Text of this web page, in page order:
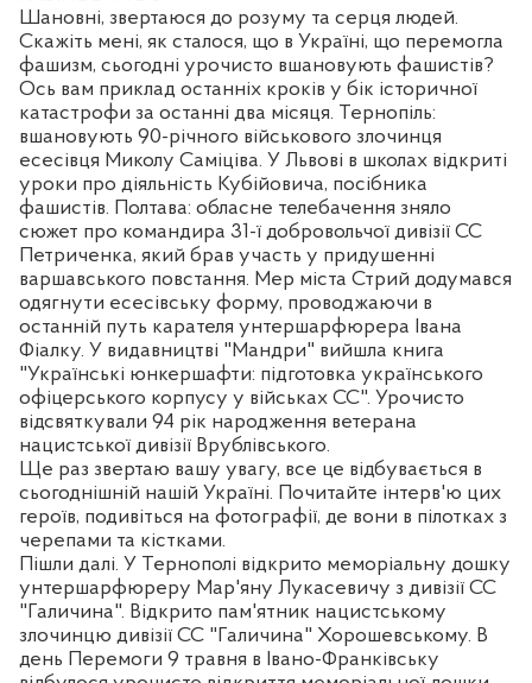
Шановні, звертаюся до розуму та серця людей.
Скажіть мені, як сталося, що в Україні, що перемогла
фашизм, сьогодні урочисто вшановують фашистів?
Ось вам приклад останніх кроків у бік історичної
катастрофи за останні два місяця. Тернопіль:
вшановують 90-річного військового злочинця
есесівця Миколу Саміціва. У Львові в школах відкриті
уроки про діяльність Кубійовича, посібника
фашистів. Полтава: обласне телебачення зняло
сюжет про командира 31-ї добровольчої дивізії СС
Петриченка, який брав участь у придушенні
варшавського повстання. Мер міста Стрий додумався
одягнути есесівську форму, проводжаючи в
останній путь карателя унтершарфюрера Івана
Фіалку. У видавництві "Мандри" вийшла книга
"Українські юнкершафти: підготовка українського
офіцерського корпусу у військах СС". Урочисто
відсвяткували 94 рік народження ветерана
нацистської дивізії Врублівського.
Ще раз звертаю вашу увагу, все це відбувається в
сьогоднішній нашій Україні. Почитайте інтерв'ю цих
героїв, подивіться на фотографії, де вони в пілотках з
черепами та кістками.
Пішли далі. У Тернополі відкрито меморіальну дошку
унтершарфюреру Мар'яну Лукасевичу з дивізії СС
"Галичина". Відкрито пам'ятник нацистському
злочинцю дивізії СС "Галичина" Хорошевському. В
день Перемоги 9 травня в Івано-Франківську